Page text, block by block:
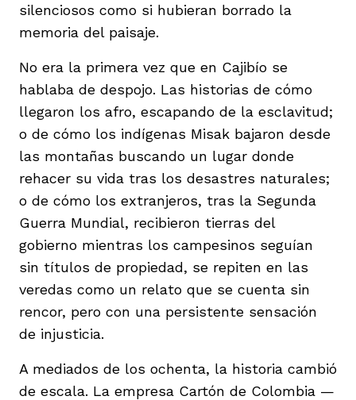
silenciosos como si hubieran borrado la
memoria del paisaje.
No era la primera vez que en Cajibío se
hablaba de despojo. Las historias de cómo
llegaron los afro, escapando de la esclavitud;
o de cómo los indígenas Misak bajaron desde
las montañas buscando un lugar donde
rehacer su vida tras los desastres naturales;
o de cómo los extranjeros, tras la Segunda
Guerra Mundial, recibieron tierras del
gobierno mientras los campesinos seguían
sin títulos de propiedad, se repiten en las
veredas como un relato que se cuenta sin
rencor, pero con una persistente sensación
de injusticia.
A mediados de los ochenta, la historia cambió
de escala. La empresa Cartón de Colombia —